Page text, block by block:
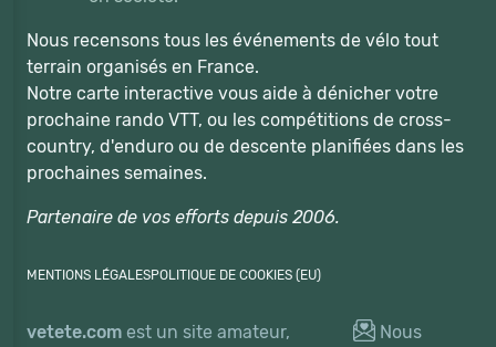
Nous recensons tous les événements de vélo tout
terrain organisés en France.
Notre carte interactive vous aide à dénicher votre
prochaine rando VTT, ou les compétitions de cross-
country, d'enduro ou de descente planifiées dans les
prochaines semaines.
Partenaire de vos efforts depuis 2006.
MENTIONS LÉGALESPOLITIQUE DE COOKIES (EU)
vetete.com est un site amateur,
Nous